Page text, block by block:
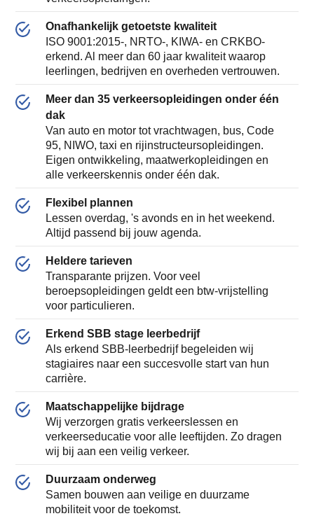
Onafhankelijk getoetste kwaliteit
ISO 9001:2015-, NRTO-, KIWA- en CRKBO-
erkend. Al meer dan 60 jaar kwaliteit waarop
leerlingen, bedrijven en overheden vertrouwen.
Meer dan 35 verkeersopleidingen onder één
dak
Van auto en motor tot vrachtwagen, bus, Code
95, NIWO, taxi en rijinstructeursopleidingen.
Eigen ontwikkeling, maatwerkopleidingen en
alle verkeerskennis onder één dak.
Flexibel plannen
Lessen overdag, 's avonds en in het weekend.
Altijd passend bij jouw agenda.
Heldere tarieven
Transparante prijzen. Voor veel
beroepsopleidingen geldt een btw-vrijstelling
voor particulieren.
Erkend SBB stage leerbedrijf
Als erkend SBB-leerbedrijf begeleiden wij
stagiaires naar een succesvolle start van hun
carrière.
Maatschappelijke bijdrage
Wij verzorgen gratis verkeerslessen en
verkeerseducatie voor alle leeftijden. Zo dragen
wij bij aan een veilig verkeer.
Duurzaam onderweg
Samen bouwen aan veilige en duurzame
mobiliteit voor de toekomst.